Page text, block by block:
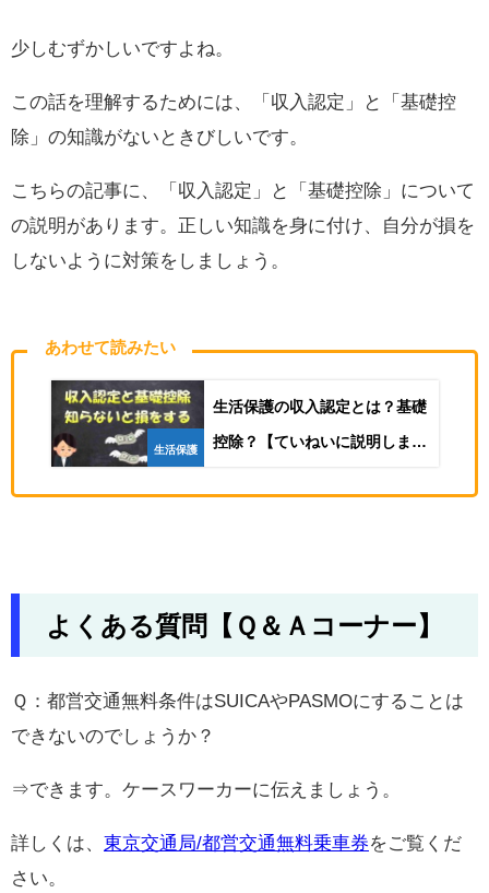
少しむずかしいですよね。
この話を理解するためには、「収入認定」と「基礎控
除」の知識がないときびしいです。
こちらの記事に、「収入認定」と「基礎控除」について
の説明があります。正しい知識を身に付け、自分が損を
しないように対策をしましょう。
あわせて読みたい
生活保護
生活保護の収入認定とは？基礎
控除？【ていねいに説明しま
よくある質問【Ｑ＆Ａコーナー】
Ｑ：都営交通無料条件はSUICAやPASMOにすることは
できないのでしょうか？
⇒できます。ケースワーカーに伝えましょう。
詳しくは、 東京交通局/都営交通無料乗車券をご覧くだ
さい。